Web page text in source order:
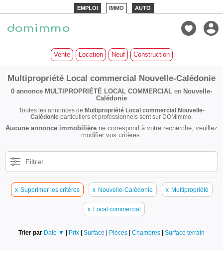
EMPLOI IMMO AUTO
Vente Location Neuf Construction
Multipropriété Local commercial Nouvelle-Calédonie
0 annonce MULTIPROPRIÉTÉ LOCAL COMMERCIAL en Nouvelle-
Calédonie
Toutes les annonces de Multipropriété Local commercial Nouvelle-
Calédonie particuliers et professionnels sont sur DOMimmo.
Aucune annonce immobilière ne correspond à votre recherche, veuillez
modifier vos critères.
Filtrer
x Supprimer les critères x Nouvelle-Calédonie x Multipropriété
x Local commercial
Trier par Date ▼ | Prix | Surface | Pièces | Chambres | Surface terrain